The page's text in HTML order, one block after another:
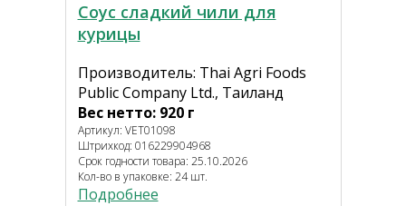
Соус сладкий чили для
курицы
Производитель: Thai Agri Foods
Public Company Ltd., Таиланд
Вес нетто: 920 г
Артикул: VET01098
Штрихкод: 016229904968
Срок годности товара: 25.10.2026
Кол-во в упаковке: 24 шт.
Подробнее